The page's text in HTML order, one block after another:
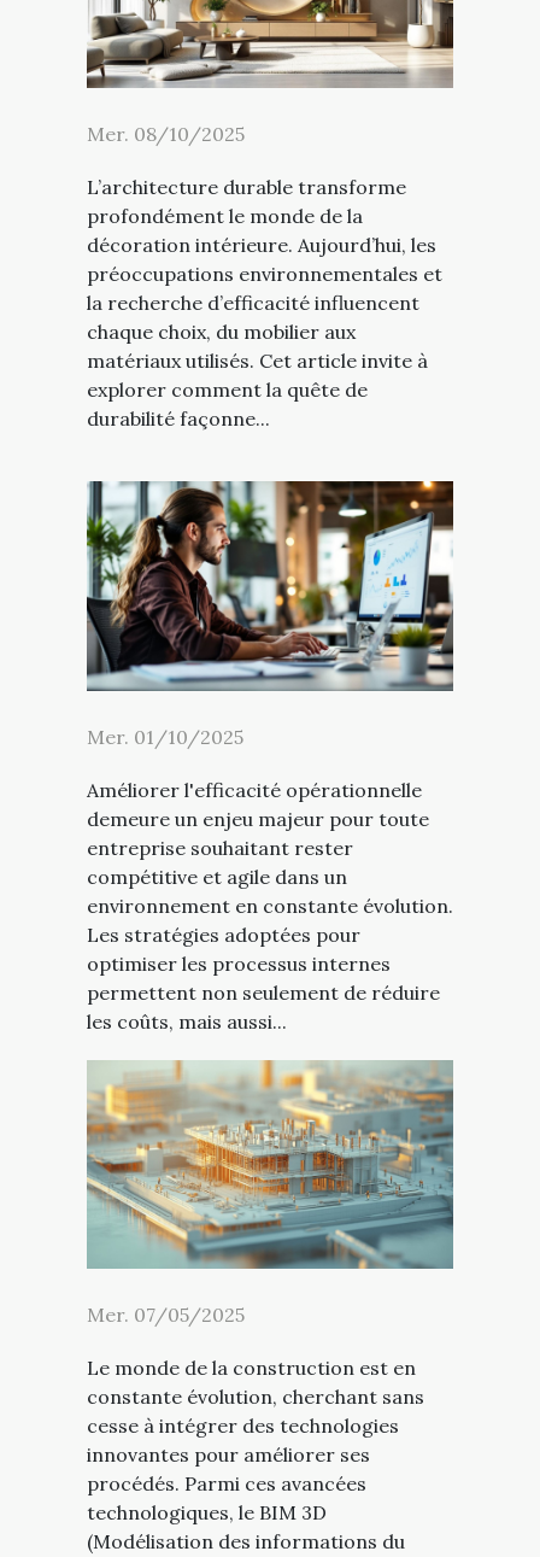
Mer. 08/10/2025
L’architecture durable transforme
profondément le monde de la
décoration intérieure. Aujourd’hui, les
préoccupations environnementales et
la recherche d’efficacité influencent
chaque choix, du mobilier aux
matériaux utilisés. Cet article invite à
explorer comment la quête de
durabilité façonne...
Mer. 01/10/2025
Améliorer l'efficacité opérationnelle
demeure un enjeu majeur pour toute
entreprise souhaitant rester
compétitive et agile dans un
environnement en constante évolution.
Les stratégies adoptées pour
optimiser les processus internes
permettent non seulement de réduire
les coûts, mais aussi...
Mer. 07/05/2025
Le monde de la construction est en
constante évolution, cherchant sans
cesse à intégrer des technologies
innovantes pour améliorer ses
procédés. Parmi ces avancées
technologiques, le BIM 3D
(Modélisation des informations du